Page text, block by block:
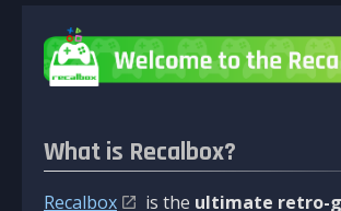
What is Recalbox?
Recalbox is the ultimate retro-